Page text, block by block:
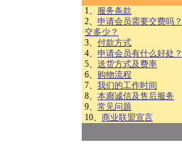
1、 服务条款
2、 申请会员需要交费吗？
交多少？
3、 付款方式
4、 申请会员有什么好处？
5、 送货方式及费率
6、 购物流程
7、 我们的工作时间
8、 本廊诚信及售后服务
9、 常见问题
10、 商业联盟宣言